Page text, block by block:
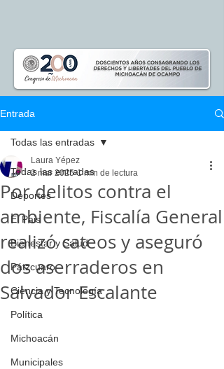
Entrada
Todas las entradas
Deportes
El Pais
Bienestar y Salud
Pátzcuaro
Ciencia y Tecnología
Política
Michoacán
Municipales
Todas las entradas
Por delitos contra el
ambiente, Fiscalía General
realizó cateos y aseguró
dos aserraderos en
Salvador Escalante
Laura Yépez
2 mar 2025 1 min de lectura